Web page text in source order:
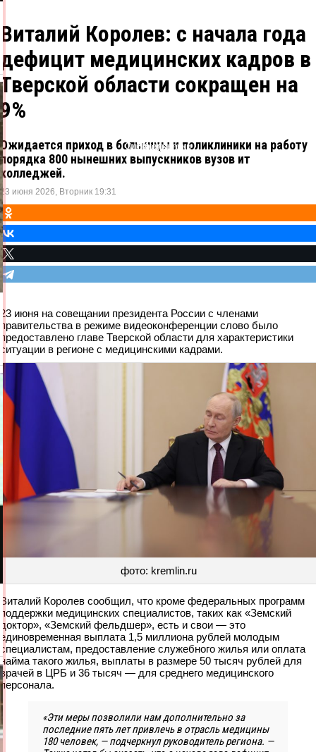
Виталий Королев: с начала года
дефицит медицинских кадров в
Тверской области сокращен на
9%
Ожидается приход в больницы и поликлиники на работу
порядка 800 нынешних выпускников вузов ит
колледжей.
23 июня 2026, Вторник 19:31
Одноклассники
ВКонтакте
X
Telegram
23 июня на совещании президента России с членами
правительства в режиме видеоконференции слово было
предоставлено главе Тверской области для характеристики
ситуации в регионе с медицинскими кадрами.
фото: kremlin.ru
Виталий Королев сообщил, что кроме федеральных программ
поддержки медицинских специалистов, таких как «Земский
доктор», «Земский фельдшер», есть и свои — это
единовременная выплата 1,5 миллиона рублей молодым
специалистам, предоставление служебного жилья или оплата
найма такого жилья, выплаты в размере 50 тысяч рублей для
врачей в ЦРБ и 36 тысяч — для среднего медицинского
персонала.
«Эти меры позволили нам дополнительно за
последние пять лет привлечь в отрасль медицины
180 человек, — подчеркнул руководитель региона. —